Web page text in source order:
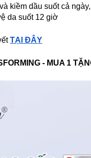
kiềm dầu suốt cả
da suốt 12 giờ
TẠI ĐÂY
- MUA 1